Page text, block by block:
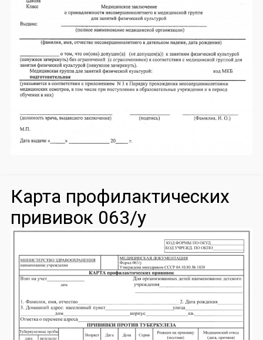
Карта профилактических
прививок 063/у